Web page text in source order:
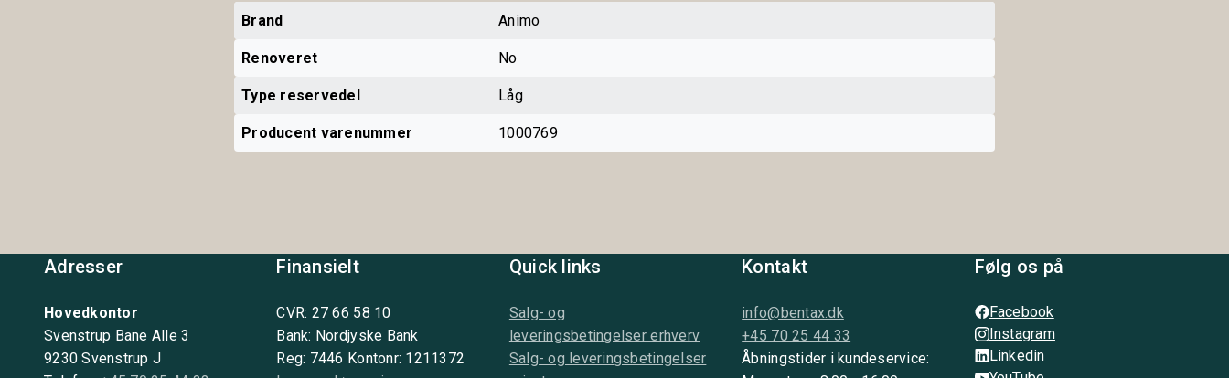
Brand Animo
Renoveret No
Type reservedel Låg
Producent varenummer 1000769
Adresser
Hovedkontor
Svenstrup Bane Alle 3
9230 Svenstrup J
Finansielt
CVR: 27 66 58 10
Bank: Nordjyske Bank
Reg: 7446 Kontonr: 1211372
Quick links
Salg- og
leveringsbetingelser erhverv
Salg- og leveringsbetingelser
Kontakt
info@bentax.dk
+45 70 25 44 33
Åbningstider i kundeservice:
Følg os på
Facebook
Instagram
Linkedin